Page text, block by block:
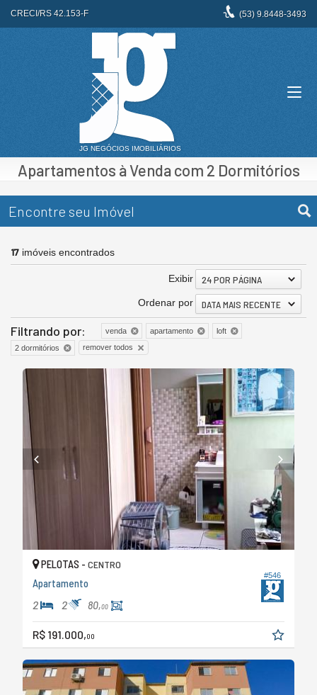
CRECI/RS 42.153-F (53) 9.8448-3493
Apartamentos à Venda com 2 Dormitórios
Encontre seu Imóvel
17 imóveis encontrados
Exibir 24 POR PÁGINA
Ordenar por DATA MAIS RECENTE
Filtrando por: venda apartamento
loft
2 dormitórios
remover todos
#546
PELOTAS - CENTRO
Apartamento
2 2 80,00
R$ 191.000,00